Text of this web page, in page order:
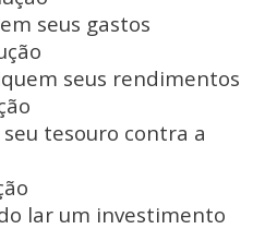
gastos
seus rendimentos
tesouro contra a
um investimento